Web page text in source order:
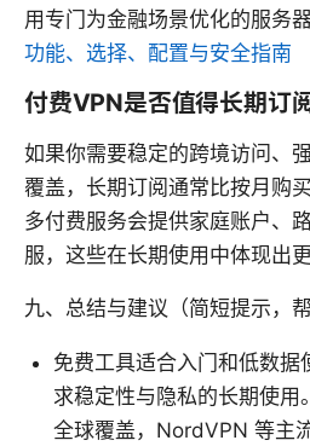
用专门为金融场景优化的服务
功能、选择、配置与安全指南
付费VPN是否值得长期订阅
如果你需要稳定的跨境访问、
覆盖，长期订阅通常比按月购
多付费服务会提供家庭账户、
服，这些在长期使用中体现出更
九、总结与建议（简短提示，
免费工具适合入门和低数据
求稳定性与隐私的长期使用
全球覆盖，NordVPN 等主